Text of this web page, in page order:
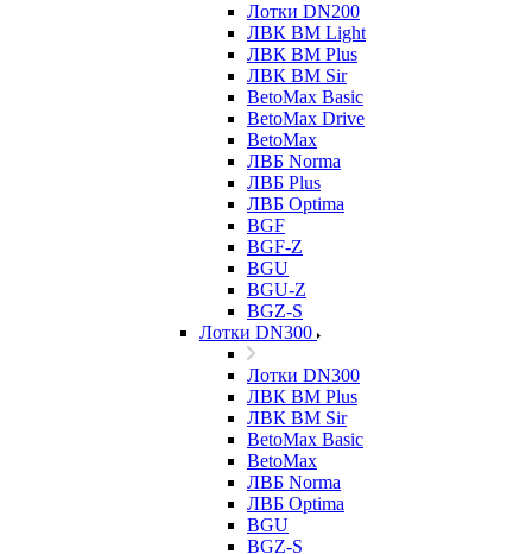
Лотки DN200
ЛВК ВМ Light
ЛВК ВМ Plus
ЛВК ВМ Sir
BetoMax Basic
BetoMax Drive
BetoMax
ЛВБ Norma
ЛВБ Plus
ЛВБ Optima
BGF
BGF-Z
BGU
BGU-Z
BGZ-S
Лотки DN300
Лотки DN300
ЛВК ВМ Plus
ЛВК ВМ Sir
BetoMax Basic
BetoMax
ЛВБ Norma
ЛВБ Optima
BGU
BGZ-S